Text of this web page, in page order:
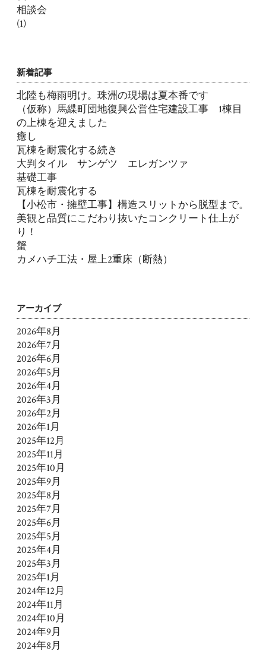
相談会
(1)
新着記事
北陸も梅雨明け。珠洲の現場は夏本番です
（仮称）馬緤町団地復興公営住宅建設工事 1棟目
の上棟を迎えました
癒し
瓦棟を耐震化する続き
大判タイル サンゲツ エレガンツァ
基礎工事
瓦棟を耐震化する
【小松市・擁壁工事】構造スリットから脱型まで。
美観と品質にこだわり抜いたコンクリート仕上が
り！
蟹
カメハチ工法・屋上2重床（断熱）
アーカイブ
2026年8月
2026年7月
2026年6月
2026年5月
2026年4月
2026年3月
2026年2月
2026年1月
2025年12月
2025年11月
2025年10月
2025年9月
2025年8月
2025年7月
2025年6月
2025年5月
2025年4月
2025年3月
2025年1月
2024年12月
2024年11月
2024年10月
2024年9月
2024年8月